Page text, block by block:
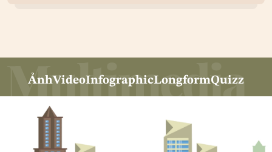
ẢnhVideoInfographicLongformQuizz